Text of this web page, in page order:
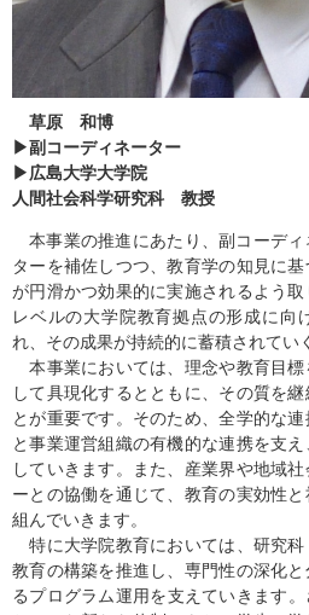
草原 和博
▶副コーディネーター
▶広島大学大学院
人間社会科学研究科 教授
本事業の推進にあたり、副コーデ
ターを補佐しつつ、教育学の知見に
が円滑かつ効果的に実施されるよう
レベルの大学院教育拠点の形成に向
れ、その成果が持続的に蓄積されてい
本事業においては、理念や教育目標
して具現化するとともに、その質を
とが重要です。そのため、全学的な
と事業運営組織の有機的な連携を支
していきます。また、産業界や地域
ーとの協働を通じて、教育の実効性
組んでいきます。
特に大学院教育においては、研究
教育の構築を推進し、専門性の深化
るプログラム運用を支えていきます。